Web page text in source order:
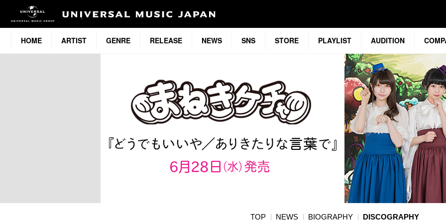
HOME ARTIST GENRE RELEASE NEWS SNS STORE PLAYLIST AUDITION
TOP NEWS BIOGRAPHY DISCOGRAPHY